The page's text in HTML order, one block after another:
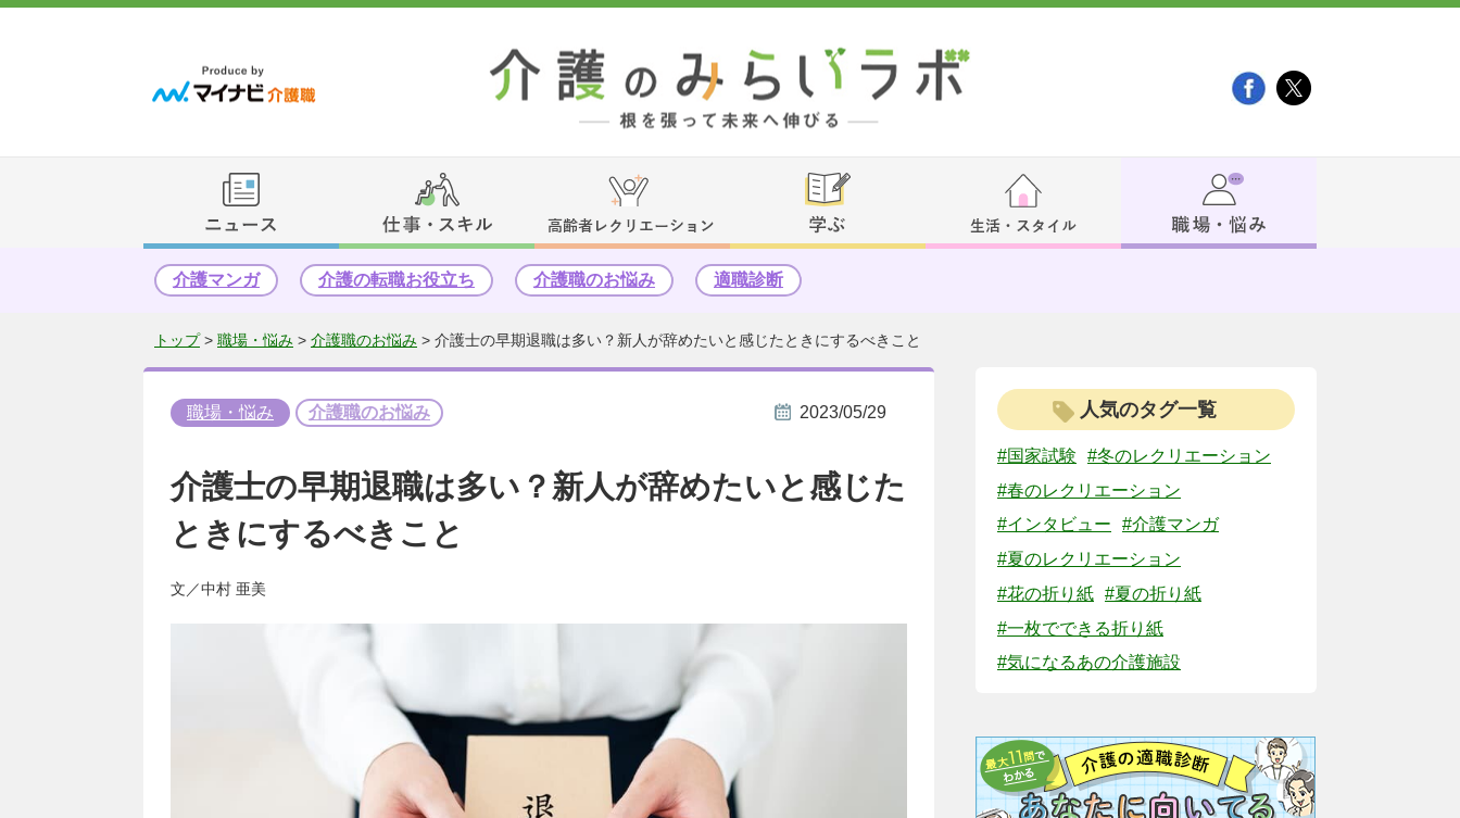
介護マンガ 介護の転職お役立ち 介護職のお悩み 適職診断
トップ> 職場・悩み > 介護職のお悩み > 介護士の早期退職は多い？新人が辞めたいと感じたときにするべきこと
職場・悩み 介護職のお悩み 2023/05/29
介護士の早期退職は多い？新人が辞めたいと感じた
ときにするべきこと
文／中村 亜美
人気のタグ一覧
#国家試験
#冬のレクリエーション
#春のレクリエーション
#インタビュー
#介護マンガ
#夏のレクリエーション
#花の折り紙 #夏の折り紙
#一枚でできる折り紙
#気になるあの介護施設